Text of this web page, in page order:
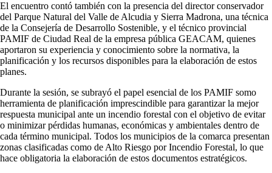
El encuentro contó también con la presencia del director conservador
del Parque Natural del Valle de Alcudia y Sierra Madrona, una técnica
de la Consejería de Desarrollo Sostenible, y el técnico provincial
PAMIF de Ciudad Real de la empresa pública GEACAM, quienes
aportaron su experiencia y conocimiento sobre la normativa, la
planificación y los recursos disponibles para la elaboración de estos
planes.
Durante la sesión, se subrayó el papel esencial de los PAMIF somo
herramienta de planificación imprescindible para garantizar la mejor
respuesta municipal ante un incendio forestal con el objetivo de evitar
o minimizar pérdidas humanas, económicas y ambientales dentro de
cada término municipal. Todos los municipios de la comarca presentan
zonas clasificadas como de Alto Riesgo por Incendio Forestal, lo que
hace obligatoria la elaboración de estos documentos estratégicos.